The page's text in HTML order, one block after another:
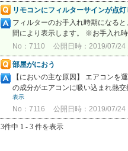
リモコンにフィルターサインが点灯
フィルターのお手入れ時期になる
間により表示します。 ※お手入れ
No：7110 公開日時：2019/07/24
部屋がにおう
【においの主な原因】 エアコン
の成分がエアコンに吸い込まれ熱
表示
No：7116 公開日時：2019/07/24
3件中 1 - 3 件を表示